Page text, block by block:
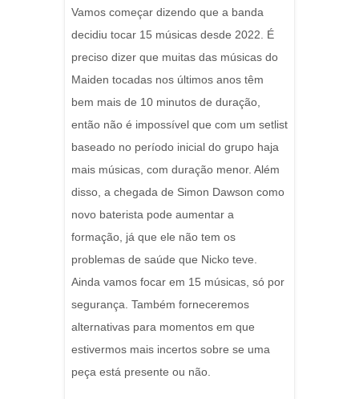
Vamos começar dizendo que a banda
decidiu tocar 15 músicas desde 2022. É
preciso dizer que muitas das músicas do
Maiden tocadas nos últimos anos têm
bem mais de 10 minutos de duração,
então não é impossível que com um setlist
baseado no período inicial do grupo haja
mais músicas, com duração menor. Além
disso, a chegada de Simon Dawson como
novo baterista pode aumentar a
formação, já que ele não tem os
problemas de saúde que Nicko teve.
Ainda vamos focar em 15 músicas, só por
segurança. Também forneceremos
alternativas para momentos em que
estivermos mais incertos sobre se uma
peça está presente ou não.